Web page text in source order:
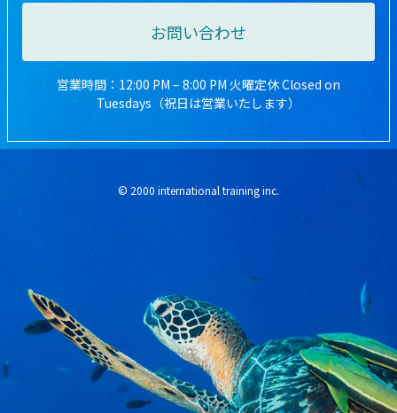
お問い合わせ
営業時間：12:00 PM – 8:00 PM 火曜定休 Closed on
Tuesdays（祝日は営業いたします）
© 2000 international training inc.